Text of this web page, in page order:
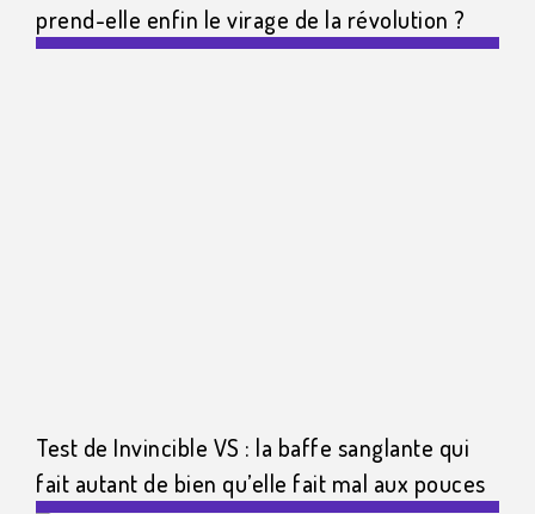
prend-elle enfin le virage de la révolution ?
Test de Invincible VS : la baffe sanglante qui
fait autant de bien qu’elle fait mal aux pouces